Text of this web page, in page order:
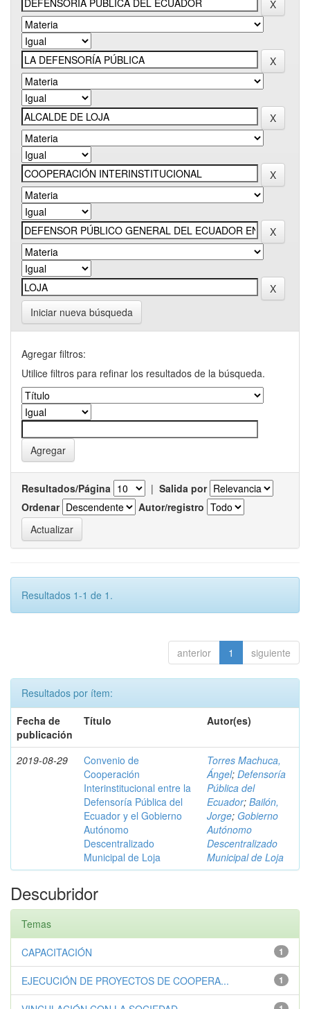
Iniciar nueva búsqueda
Agregar filtros:
Utilice filtros para refinar los resultados de la búsqueda.
Resultados/Página | Salida por
Ordenar
Autor/registro
Resultados 1-1 de 1.
anterior 1 siguiente
Resultados por ítem:
Fecha de
publicación
Título Autor(es)
2019-08-29
Convenio de
Cooperación
Interinstitucional entre la
Defensoría Pública del
Ecuador y el Gobierno
Autónomo
Descentralizado
Municipal de Loja
Torres Machuca,
Ángel; Defensoría
Pública del
Ecuador; Bailón,
Jorge; Gobierno
Autónomo
Descentralizado
Municipal de Loja
Descubridor
Temas
1
CAPACITACIÓN
1
EJECUCIÓN DE PROYECTOS DE COOPERA...